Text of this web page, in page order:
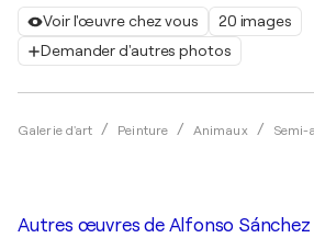
Voir l'œuvre chez vous
20 images
Demander d'autres photos
Galerie d'art Peinture Animaux
Autres œuvres de Alfonso Sánchez